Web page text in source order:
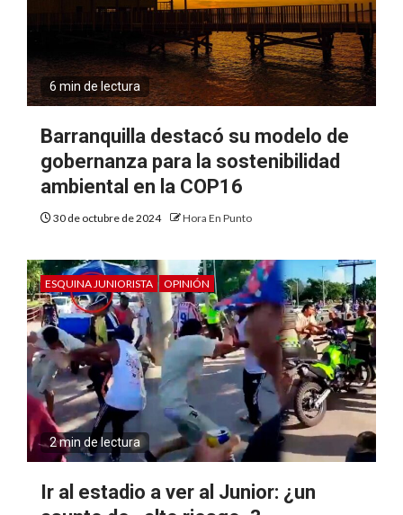
6 min de lectura
Barranquilla destacó su modelo de
gobernanza para la sostenibilidad
ambiental en la COP16
30 de octubre de 2024 Hora En Punto
ESQUINA JUNIORISTA OPINIÓN
2 min de lectura
Ir al estadio a ver al Junior: ¿un